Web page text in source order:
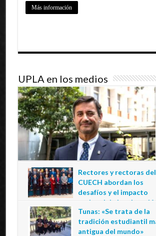
Más información
UPLA en los medios
Rectores y rectoras del
CUECH abordan los
desafíos y el impacto
regional de la educación
estatal en Tarapacá
20 de julio de 2026
Tunas: «Se trata de la
tradición estudiantil
antigua del mundo»